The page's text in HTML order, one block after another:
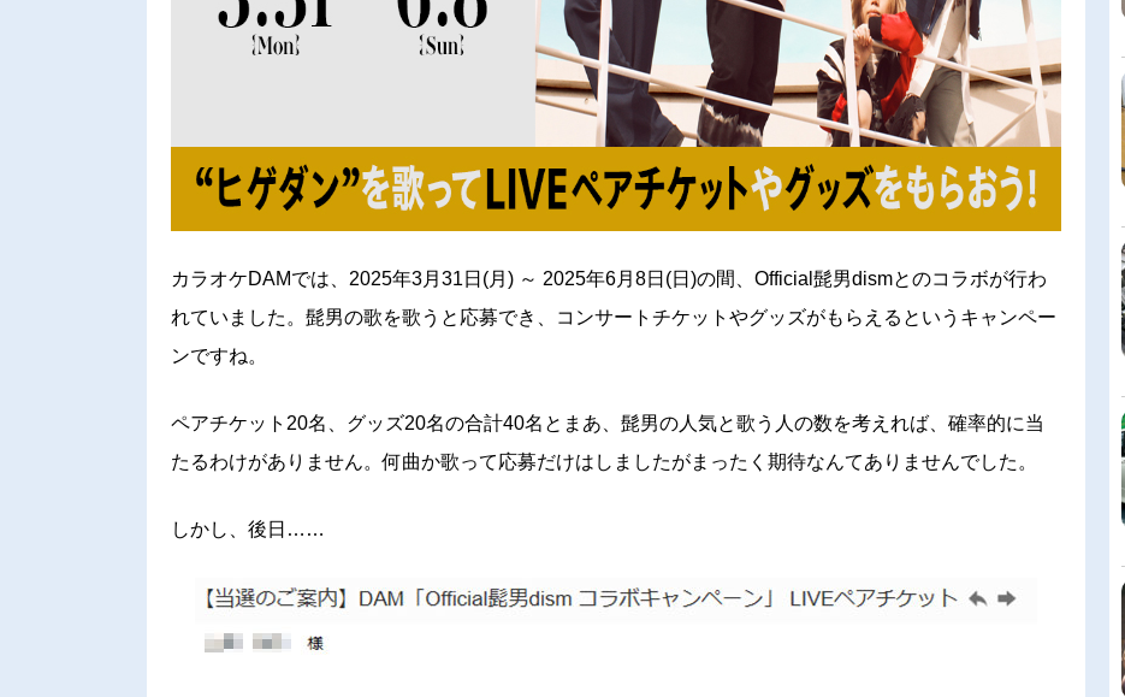
カラオケDAMでは、2025年3月31日(月) ～ 2025年6月8日(日)の間、Official髭男dismとのコラボが行わ
れていました。髭男の歌を歌うと応募でき、コンサートチケットやグッズがもらえるというキャンペー
ンですね。
ペアチケット20名、グッズ20名の合計40名とまあ、髭男の人気と歌う人の数を考えれば、確率的に当
たるわけがありません。何曲か歌って応募だけはしましたがまったく期待なんてありませんでした。
しかし、後日……